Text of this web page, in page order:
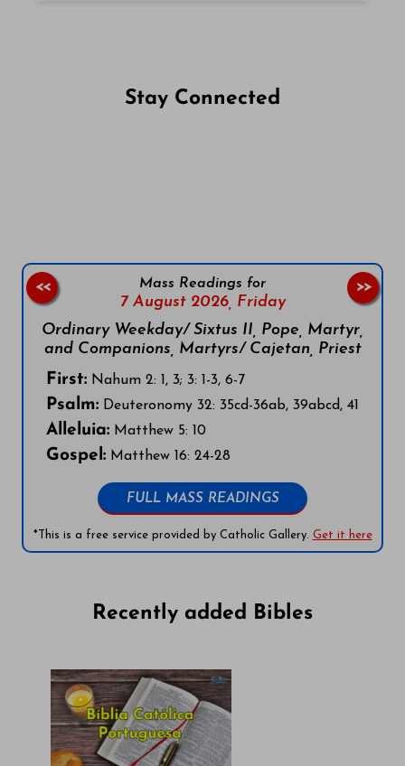
Stay Connected
Mass Readings for
7 August 2026, Friday
Ordinary Weekday/ Sixtus II, Pope, Martyr,
and Companions, Martyrs/ Cajetan, Priest
First: Nahum 2: 1, 3; 3: 1-3, 6-7
Psalm: Deuteronomy 32: 35cd-36ab, 39abcd, 41
Alleluia: Matthew 5: 10
Gospel: Matthew 16: 24-28
FULL MASS READINGS
*This is a free service provided by Catholic Gallery. Get it here
<< >>
Recently added Bibles